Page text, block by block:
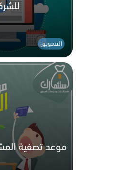
التسويق
موعد تصفية